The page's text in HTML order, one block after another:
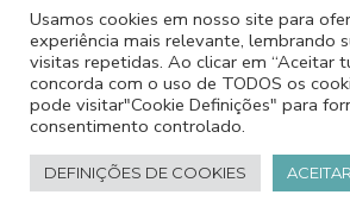
24 DE ABRIL, 2026
MUDA A
27 DE
Usamos cookies em nosso site para
experiência mais relevante, lembrando
visitas repetidas. Ao clicar em “Aceitar
concorda com o uso de TODOS os
pode visitar"Cookie Definições" para
consentimento controlado.
DEFINIÇÕES DE COOKIES